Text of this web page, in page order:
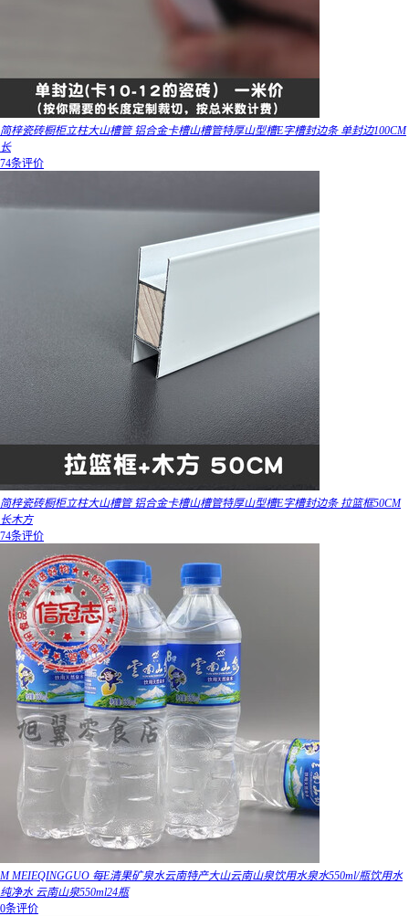
简梓瓷砖橱柜立柱大山槽管 铝合金卡槽山槽管特厚山型槽E字槽封边条 单封边100CM
长
74条评价
简梓瓷砖橱柜立柱大山槽管 铝合金卡槽山槽管特厚山型槽E字槽封边条 拉篮框50CM
长木方
74条评价
M MEIEQINGGUO 每E清果矿泉水云南特产大山云南山泉饮用水泉水550ml/瓶饮用水
纯净水 云南山泉550ml24瓶
0条评价